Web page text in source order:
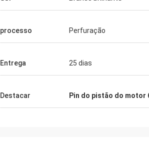
processo Perfuração
Entrega 25 dias
Destacar Pin do pistão do motor